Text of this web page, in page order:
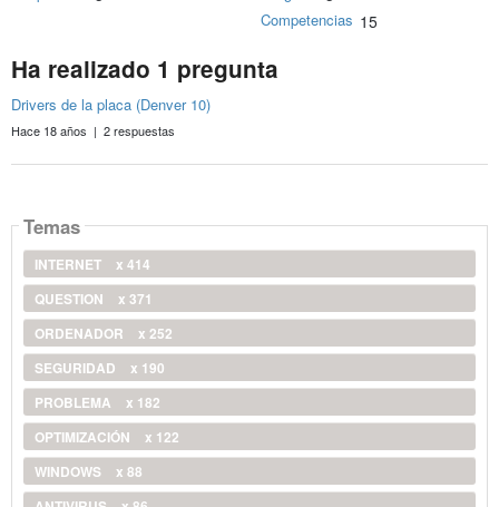
Competencias 15
Ha realizado 1 pregunta
Drivers de la placa (Denver 10)
Hace 18 años | 2 respuestas
Temas
INTERNET
x 414
QUESTION
x 371
ORDENADOR
x 252
SEGURIDAD
x 190
PROBLEMA
x 182
OPTIMIZACIÓN
x 122
WINDOWS
x 88